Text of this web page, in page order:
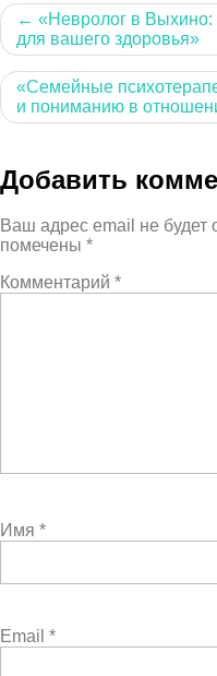
Навигация
по
записям
«Невролог в
для вашего здоровья»
«Семейные
и пониманию в
Добавить
Ваш адрес email не будет
помечены *
Комментарий *
Имя *
Email *